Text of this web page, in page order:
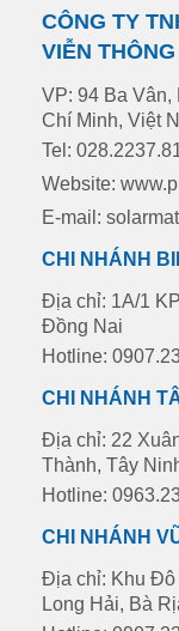
CÔNG TY
VIỄN
VP: 94 Ba
Chí Minh, Việt
Tel:
Website:
E-mail:
CHI NHÁNH
Địa chỉ: 1A/1
Đồng Nai
Hotline:
CHI NHÁNH
Địa chỉ: 22
Thành, Tây
Hotline:
CHI NHÁNH
Địa chỉ: Khu Đô
Long Hải, Bà